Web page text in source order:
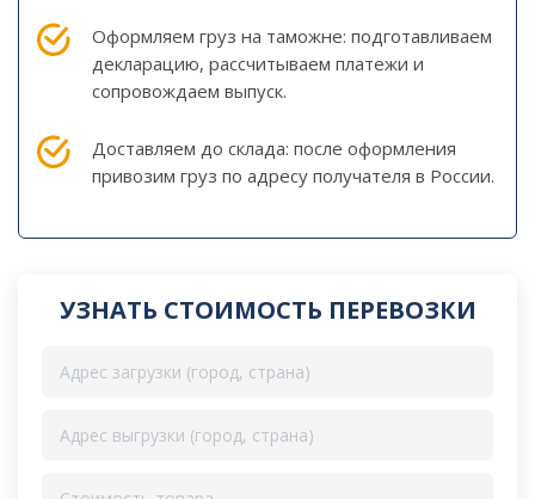
Оформляем груз на таможне: подготавливаем
декларацию, рассчитываем платежи и
сопровождаем выпуск.
Доставляем до склада: после оформления
привозим груз по адресу получателя в России.
УЗНАТЬ СТОИМОСТЬ ПЕРЕВОЗКИ